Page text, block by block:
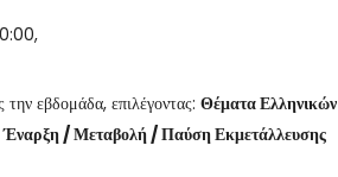
εβδομάδα, επιλέγοντας: Θέματα Ελληνικών
/ Μεταβολή / Παύση Εκμετάλλευσης